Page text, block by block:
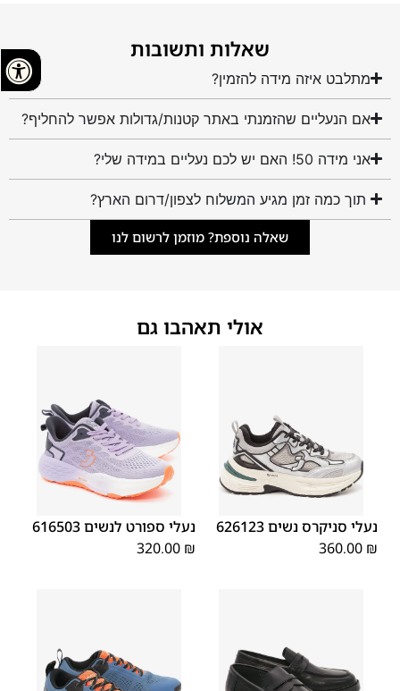
שאלות ותשובות
מתלבט איזה מידה להזמין?
אם הנעליים שהזמנתי באתר קטנות/גדולות אפשר להחליף?
אני מידה 50! האם יש לכם נעליים במידה שלי?
תוך כמה זמן מגיע המשלוח לצפון/דרום הארץ?
שאלה נוספת? מוזמן לרשום לנו
אולי תאהבו גם
נעלי סניקרס נשים 626123
360.00 ₪
נעלי ספורט לנשים 616503
320.00 ₪